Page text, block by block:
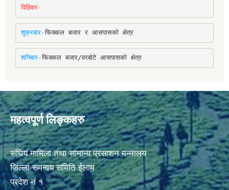
विहिबार-
शुक्रबार-फिक्कल बजार र आसपासको क्षेत्र
शनिबार-फिक्कल बजार/वरबोटे आसपासको क्षेत्र
महत्वपूर्ण लिङ्कहरु
संघिय मामिला तथा सामान्य प्रसाशन मन्नालय
जिल्ला समन्वय समिति ईलाम
प्रदेश नं १